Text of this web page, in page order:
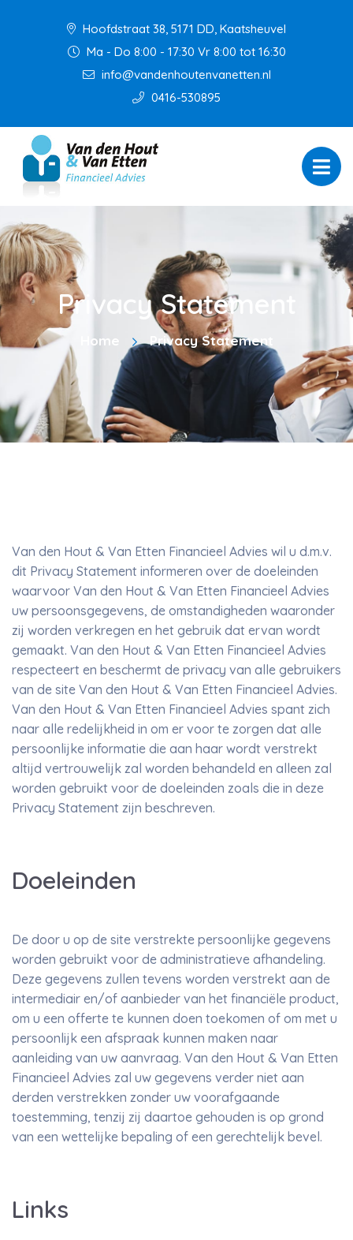
Hoofdstraat 38, 5171 DD, Kaatsheuvel
Ma - Do 8:00 - 17:30 Vr 8:00 tot 16:30
info@vandenhoutenvanetten.nl
0416-530895
Privacy Statement
Home Privacy Statement
Van den Hout & Van Etten Financieel Advies wil u d.m.v.
dit Privacy Statement informeren over de doeleinden
waarvoor Van den Hout & Van Etten Financieel Advies
uw persoonsgegevens, de omstandigheden waaronder
zij worden verkregen en het gebruik dat ervan wordt
gemaakt. Van den Hout & Van Etten Financieel Advies
respecteert en beschermt de privacy van alle gebruikers
van de site Van den Hout & Van Etten Financieel Advies.
Van den Hout & Van Etten Financieel Advies spant zich
naar alle redelijkheid in om er voor te zorgen dat alle
persoonlijke informatie die aan haar wordt verstrekt
altijd vertrouwelijk zal worden behandeld en alleen zal
worden gebruikt voor de doeleinden zoals die in deze
Privacy Statement zijn beschreven.
Doeleinden
De door u op de site verstrekte persoonlijke gegevens
worden gebruikt voor de administratieve afhandeling.
Deze gegevens zullen tevens worden verstrekt aan de
intermediair en/of aanbieder van het financiële product,
om u een offerte te kunnen doen toekomen of om met u
persoonlijk een afspraak kunnen maken naar
aanleiding van uw aanvraag. Van den Hout & Van Etten
Financieel Advies zal uw gegevens verder niet aan
derden verstrekken zonder uw voorafgaande
toestemming, tenzij zij daartoe gehouden is op grond
van een wettelijke bepaling of een gerechtelijk bevel.
Links